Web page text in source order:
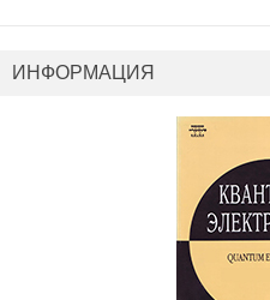
ИНФОРМАЦИЯ